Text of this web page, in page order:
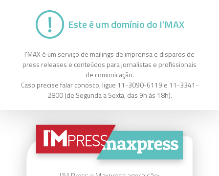
Este é um domínio do I'MAX
I'MAX é um serviço de mailings de imprensa e disparos de
press releases e conteúdos para jornalistas e profissionais
de comunicação.
Caso precise falar conosco, ligue 11-3090-6119 e 11-3341-
2800 (de Segunda a Sexta, das 9h às 18h).